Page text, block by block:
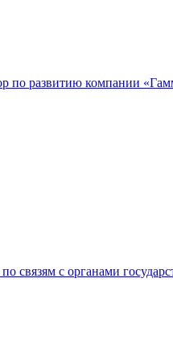
по развитию компании
связям с органами